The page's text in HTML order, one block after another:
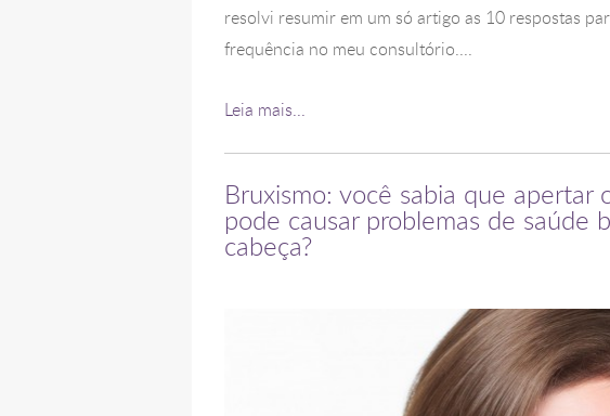
resolvi resumir em um só artigo as 10 respostas
frequência no meu consultório....
Leia mais...
Bruxismo: você sabia que apertar
pode causar problemas de saúde
cabeça?